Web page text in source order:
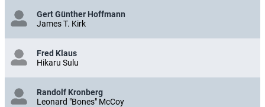
Gert Günther Hoffmann
James T. Kirk
Fred Klaus
Hikaru Sulu
Randolf Kronberg
Leonard "Bones" McCoy